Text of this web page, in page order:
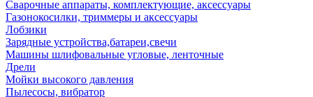
Сварочные аппараты, комплектующие, аксессуары
Газонокосилки, триммеры и аксессуары
Лобзики
Зарядные устройства,батареи,свечи
Машины шлифовальные угловые, ленточные
Дрели
Мойки высокого давления
Пылесосы, вибратор